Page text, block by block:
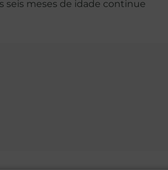
seis meses de idade continue